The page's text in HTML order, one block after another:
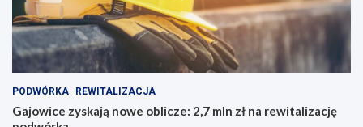
PODWÓRKA REWITALIZACJA
Gajowice zyskają nowe oblicze: 2,7 mln zł na rewitalizację